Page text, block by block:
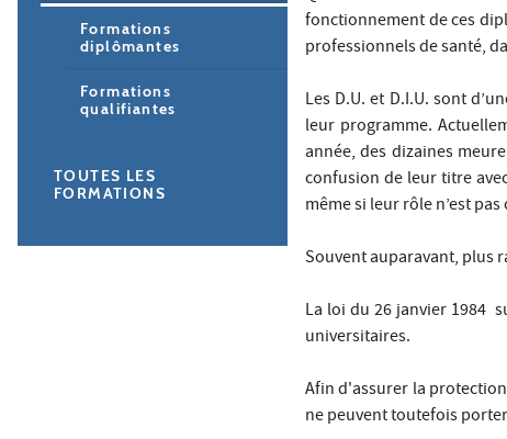
fonctionnement de ces
professionnels de santé,
Les D.U. et D.I.U. sont
leur programme.
année, des dizaines
confusion de leur titre
même si leur rôle n’est
Souvent auparavant, plus
La loi du 26 janvier 1984
universitaires.
Afin d'assurer la
ne peuvent toutefois
Formations
diplômantes
Formations
qualifiantes
TOUTES LES
FORMATIONS